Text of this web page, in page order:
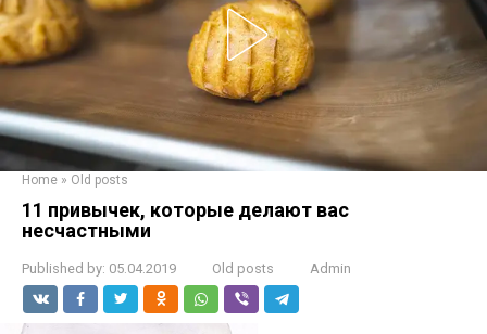
Home » Old posts
11 привычек, которые делают вас
несчастными
Published by: 05.04.2019 Old posts Admin